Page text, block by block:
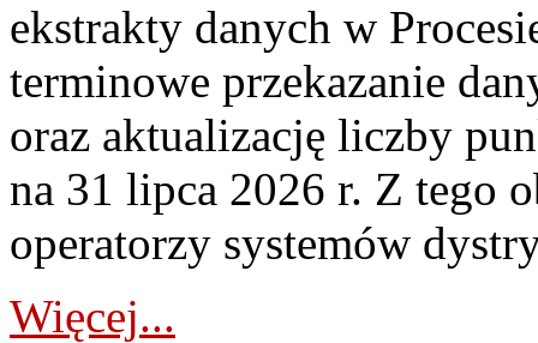
ekstrakty danych w
terminowe przekazanie
oraz aktualizację liczby
na 31 lipca 2026 r. Z tego
operatorzy systemów
Więcej...